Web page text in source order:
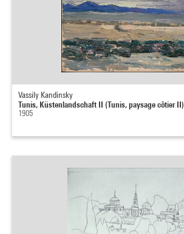
Vassily Kandinsky
Tunis, Küstenlandschaft II (Tunis, paysage côtier II)
1905